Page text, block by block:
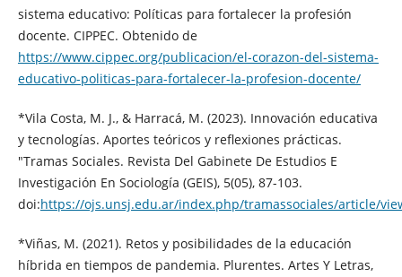
sistema educativo: Políticas para fortalecer la profesión
docente. CIPPEC. Obtenido de
https://www.cippec.org/publicacion/el-corazon-del-sistema-
educativo-politicas-para-fortalecer-la-profesion-docente/
*Vila Costa, M. J., & Harracá, M. (2023). Innovación educativa
y tecnologías. Aportes teóricos y reflexiones prácticas.
"Tramas Sociales. Revista Del Gabinete De Estudios E
Investigación En Sociología (GEIS), 5(05), 87-103.
doi:https://ojs.unsj.edu.ar/index.php/tramassociales/article/
*Viñas, M. (2021). Retos y posibilidades de la educación
híbrida en tiempos de pandemia. Plurentes. Artes Y Letras,